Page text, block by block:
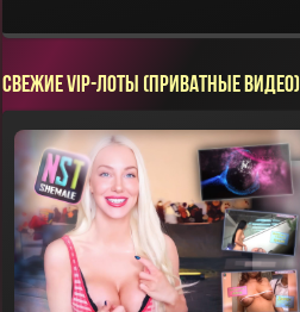
СВЕЖИЕ VIP-ЛОТЫ (ПРИВАТНЫЕ ВИДЕО)